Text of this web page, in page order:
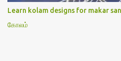
book “ Jayamangala sthothram”. I
upachara pooja sthothram in Tamil
this pictures in your website,please
Learn kolam designs for makar
கோலம்